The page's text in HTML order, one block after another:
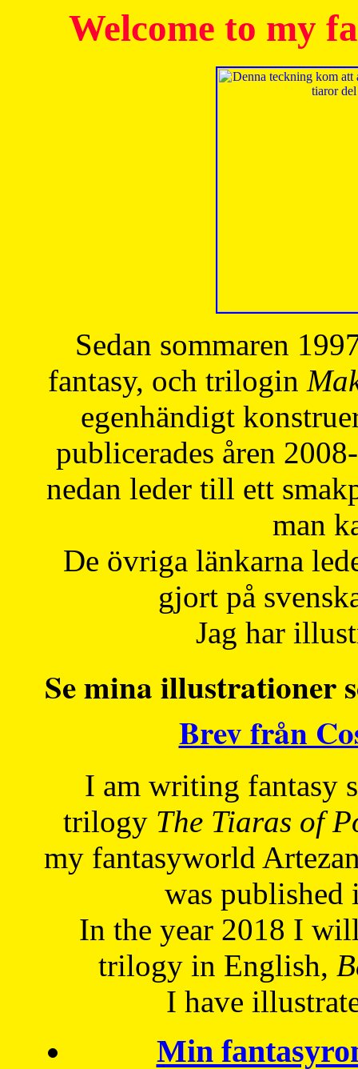
Welcome to my
Sedan sommaren
fantasy, och trilogin
egenhändigt
publicerades åren
nedan leder till ett
man
De övriga länkarna
gjort på
Jag har
Se mina illustrationer
Brev från
I am writing fantasy
trilogy The Tiaras of
my fantasyworld
was published
In the year 2018 I
trilogy in English,
I have
Min